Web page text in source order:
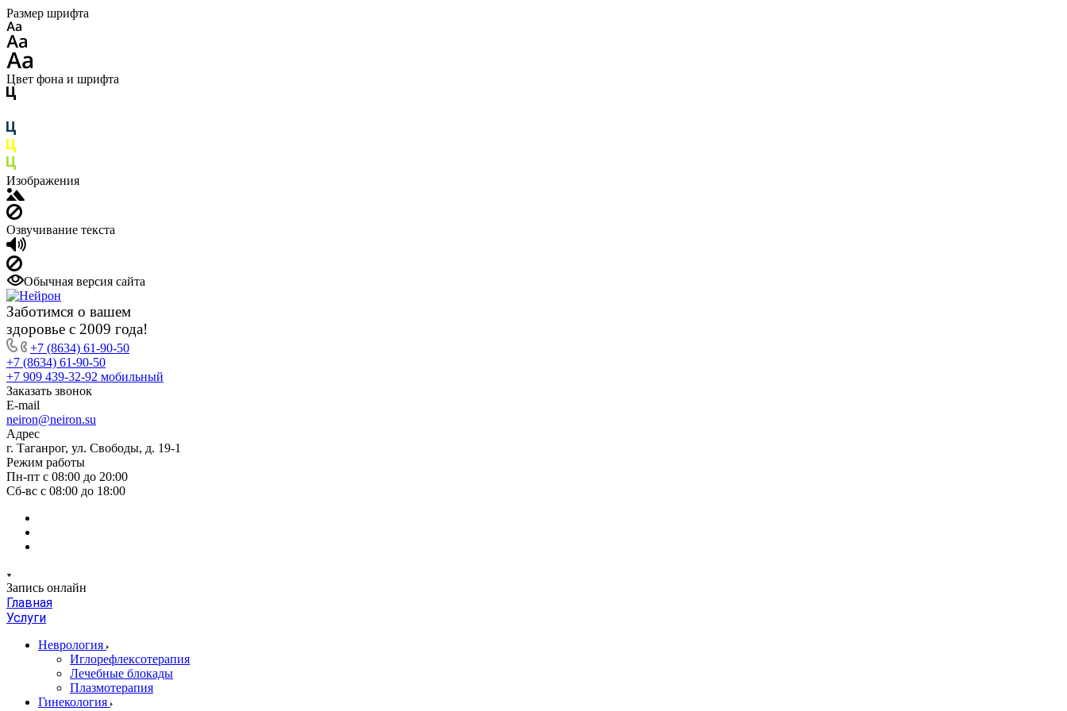
Размер шрифта
Цвет фона и шрифта
Изображения
Озвучивание текста
Обычная версия сайта
Заботимся о вашем
здоровье с 2009 года!
+7 (8634) 61-90-50
+7 (8634) 61-90-50
+7 909 439-32-92 мобильный
Заказать звонок
E-mail
neiron@neiron.su
Адрес
г. Таганрог, ул. Свободы, д. 19-1
Режим работы
Пн-пт с 08:00 до 20:00
Сб-вс с 08:00 до 18:00
Запись онлайн
Главная
Услуги
Неврология
Иглорефлексотерапия
Лечебные блокады
Плазмотерапия
Гинекология